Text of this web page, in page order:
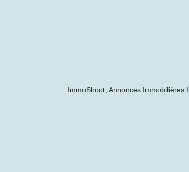
ImmoShoot, Annonces